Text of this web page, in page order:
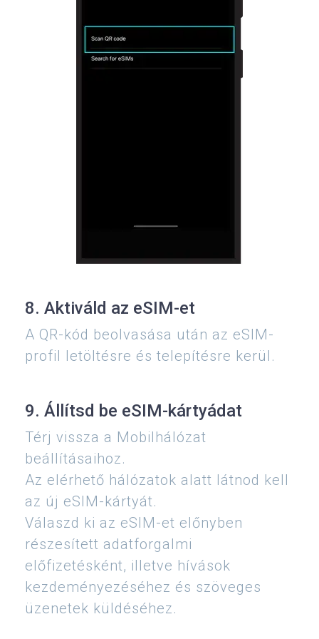
8. Aktiváld az eSIM-et
A QR-kód beolvasása után az eSIM-
profil letöltésre és telepítésre kerül.
9. Állítsd be eSIM-kártyádat
Térj vissza a Mobilhálózat
beállításaihoz.
Az elérhető hálózatok alatt látnod kell
az új eSIM-kártyát.
Válaszd ki az eSIM-et előnyben
részesített adatforgalmi
előfizetésként, illetve hívások
kezdeményezéséhez és szöveges
üzenetek küldéséhez.